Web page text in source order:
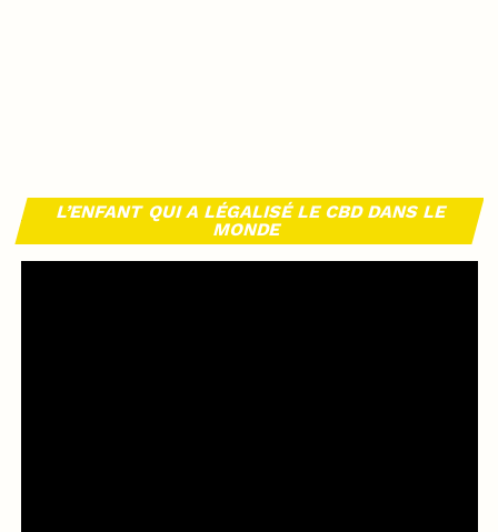
L’ENFANT QUI A LÉGALISÉ LE CBD DANS LE
MONDE